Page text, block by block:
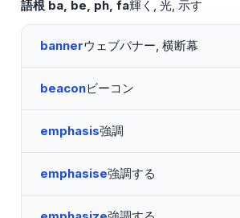
語根 ba be ph fa輝く 光 示す
bannerウェブバナー, 横断幕
beaconビーコン
emphasis強調
emphasise強調する